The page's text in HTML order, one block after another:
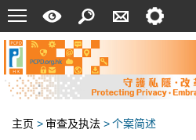
菜
单
速
指
南
索
络
我
定
主页 > 审查及执法 >个案简述